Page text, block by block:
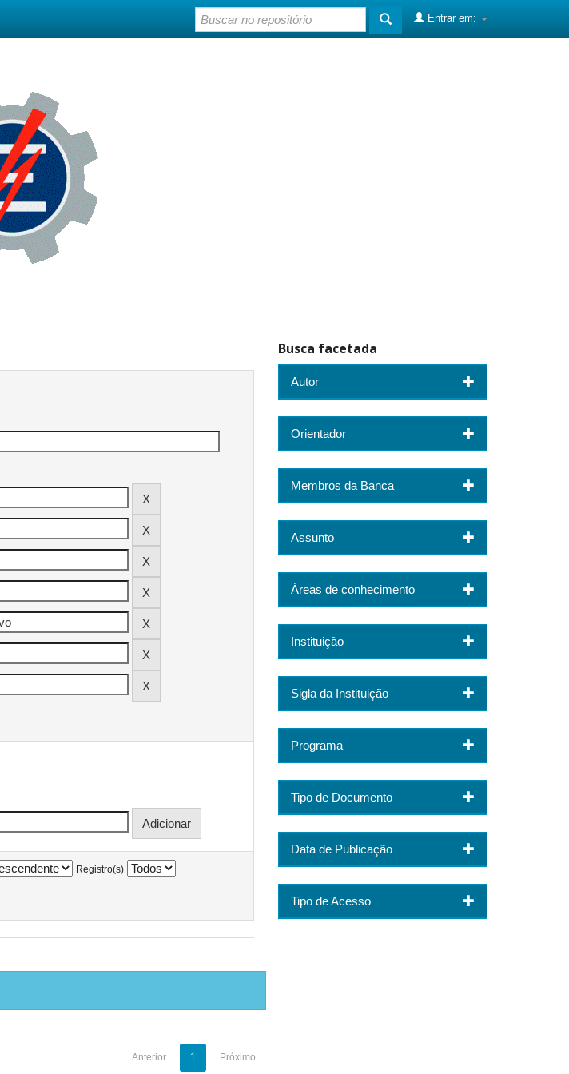
Entrar em:
Registro(s)
Anterior 1 Próximo
Busca facetada
Autor
Orientador
Membros da Banca
Assunto
Áreas de conhecimento
Instituição
Sigla da Instituição
Programa
Tipo de Documento
Data de Publicação
Tipo de Acesso